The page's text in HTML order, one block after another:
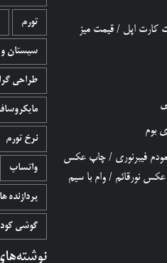
کارت اپل / قیمت میز
بوم
مودم فیبرنوری / چاپ عکس
عکس نورقائم / وام با سیم
تورم
سیستان و
طراحی
نرخ تورم
واتساپ
پردازنده
گوشی